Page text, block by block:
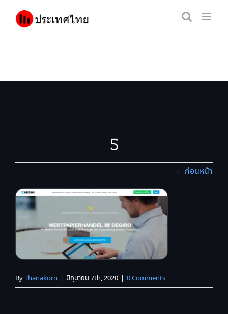
5
ก่อนหน้า
ByThanakorn | มิถุนายน 7th, 2020 | 0 Comments